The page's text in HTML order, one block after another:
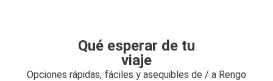
Qué esperar de tu
viaje
Opciones rápidas, fáciles y asequibles de / a Rengo